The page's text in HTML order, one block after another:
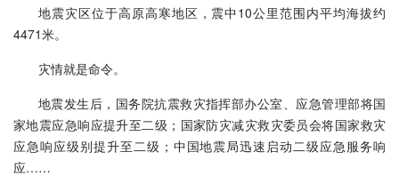
地震灾区位于高原高寒地区，震中10公里范围内平均海拔约
4471米。
灾情就是命令。
地震发生后，国务院抗震救灾指挥部办公室、应急管理部将国
家地震应急响应提升至二级；国家防灾减灾救灾委员会将国家救灾
应急响应级别提升至二级；中国地震局迅速启动二级应急服务响
应……